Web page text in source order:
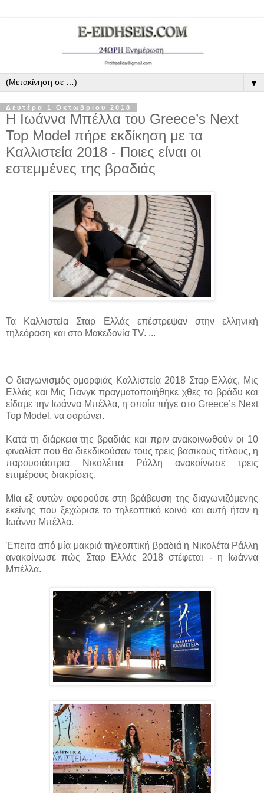
▼
Δευτέρα 1 Οκτωβρίου 2018
Η Ιωάννα Μπέλλα του Greece’s Next
Top Model πήρε εκδίκηση με τα
Καλλιστεία 2018 - Ποιες είναι οι
εστεμμένες της βραδιάς
Τα Καλλιστεία Σταρ Ελλάς επέστρεψαν στην ελληνική
τηλεόραση και στο Μακεδονία TV. ...
Ο διαγωνισμός ομορφιάς Καλλιστεία 2018 Σταρ Ελλάς, Μις
Ελλάς και Μις Γιανγκ πραγματοποιήθηκε χθες το βράδυ και
είδαμε την Ιωάννα Μπέλλα, η οποία πήγε στο Greece’s Next
Top Model, να σαρώνει.
Κατά τη διάρκεια της βραδιάς και πριν ανακοινωθούν οι 10
φιναλίστ που θα διεκδικούσαν τους τρεις βασικούς τίτλους, η
παρουσιάστρια Νικολέττα Ράλλη ανακοίνωσε τρεις
επιμέρους διακρίσεις.
Μία εξ αυτών αφορούσε στη βράβευση της διαγωνιζόμενης
εκείνης που ξεχώρισε το τηλεοπτικό κοινό και αυτή ήταν η
Ιωάννα Μπέλλα.
Έπειτα από μία μακριά τηλεοπτική βραδιά η Νικολέτα Ράλλη
ανακοίνωσε πώς Σταρ Ελλάς 2018 στέφεται - η Ιωάννα
Μπέλλα.